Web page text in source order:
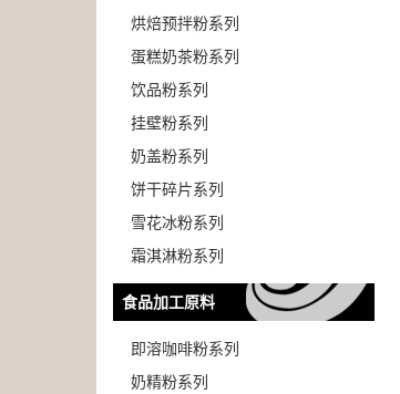
烘焙预拌粉系列
蛋糕奶茶粉系列
饮品粉系列
挂壁粉系列
奶盖粉系列
饼干碎片系列
雪花冰粉系列
霜淇淋粉系列
食品加工原料
即溶咖啡粉系列
奶精粉系列